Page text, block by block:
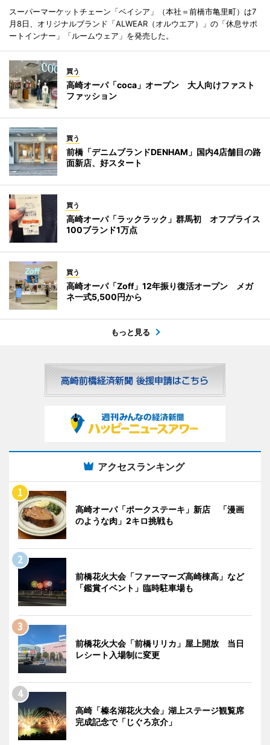
スーパーマーケットチェーン「ベイシア」（本社＝前橋市亀里町）は7
月8日、オリジナルブランド「ALWEAR（オルウエア）」の「休息サポ
ートインナー」「ルームウェア」を発売した。
買う
高崎オーパ「coca」オープン 大人向けファスト
ファッション
買う
前橋「デニムブランドDENHAM」国内4店舗目の路
面新店、好スタート
買う
高崎オーパ「ラックラック」群馬初 オフプライス
100ブランド1万点
買う
高崎オーパ「Zoff」12年振り復活オープン メガ
ネ一式5,500円から
もっと見る
アクセスランキング
高崎オーパ「ポークステーキ」新店 「漫画
のような肉」2キロ挑戦も
前橋花火大会「ファーマーズ高崎棟高」など
「鑑賞イベント」臨時駐車場も
前橋花火大会「前橋リリカ」屋上開放 当日
レシート入場制に変更
高崎「榛名湖花火大会」湖上ステージ観覧席
完成記念で「じぐろ京介」